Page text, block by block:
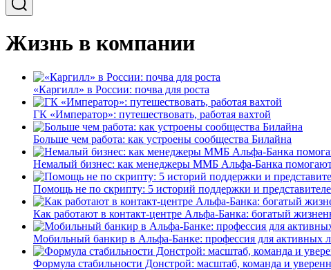
Жизнь в компании
«Каргилл» в России: почва для роста
ГК «Император»: путешествовать, работая вахтой
Больше чем работа: как устроены сообщества Билайна
Немалый бизнес: как менеджеры ММБ Альфа-Банка помогают
Помощь не по скрипту: 5 историй поддержки и
Как работают в контакт-центре Альфа-Банка: богатый
Мобильный банкир в Альфа-Банке: профессия для активных
Формула стабильности Донстрой: масштаб, команда и